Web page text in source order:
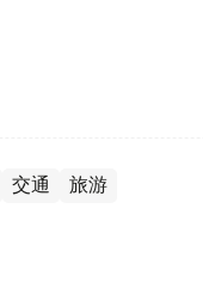
交通 旅游